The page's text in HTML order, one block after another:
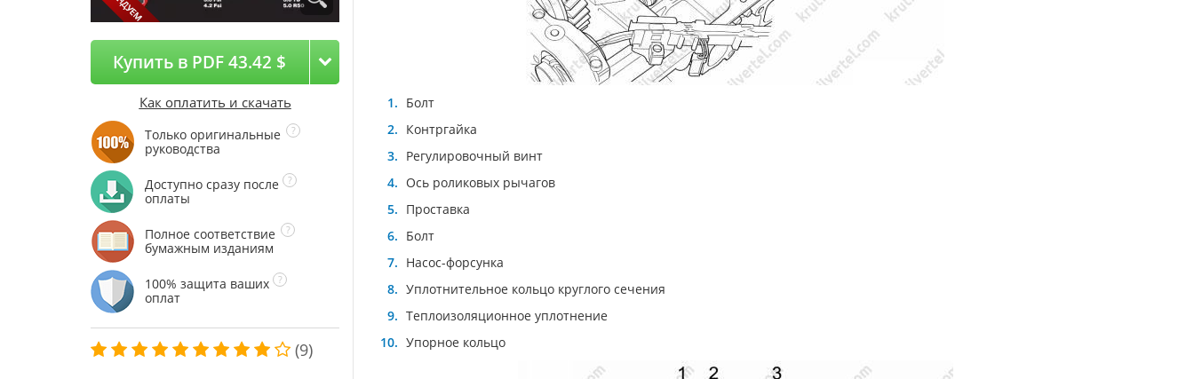
Купить в PDF 43.42 $
Как оплатить и скачать
Только оригинальные
руководства
Доступно сразу после
оплаты
Полное соответствие
бумажным изданиям
100% защита ваших
оплат
(9)
Болт
Контргайка
Регулировочный винт
Ось роликовых рычагов
Проставка
Болт
Насос-форсунка
Уплотнительное кольцо круглого сечения
Теплоизоляционное уплотнение
Упорное кольцо